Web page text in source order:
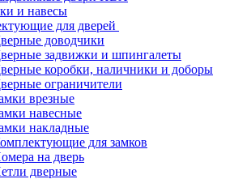
и навесы
для дверей
доводчики
задвижки и шпингалеты
коробки, наличники и доборы
ограничители
врезные
навесные
накладные
для замков
на дверь
дверные